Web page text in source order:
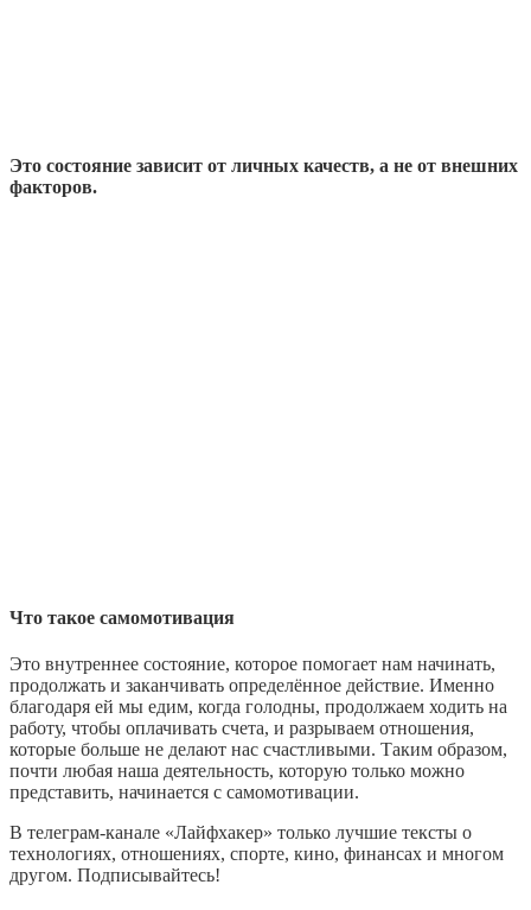
Это состояние зависит от личных качеств, а не от внешних
факторов.
Что такое самомотивация
Это внутреннее состояние, которое помогает нам начинать,
продолжать и заканчивать определённое действие. Именно
благодаря ей мы едим, когда голодны, продолжаем ходить на
работу, чтобы оплачивать счета, и разрываем отношения,
которые больше не делают нас счастливыми. Таким образом,
почти любая наша деятельность, которую только можно
представить, начинается с самомотивации.
В телеграм-канале «Лайфхакер» только лучшие тексты о
технологиях, отношениях, спорте, кино, финансах и многом
другом. Подписывайтесь!